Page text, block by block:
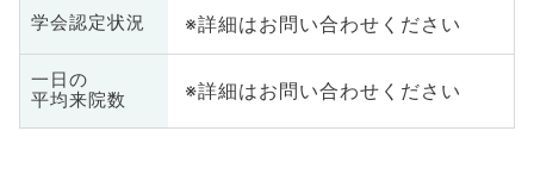
学会認定状況 ※詳細はお問い合わせください
一日の
平均来院数
※詳細はお問い合わせください